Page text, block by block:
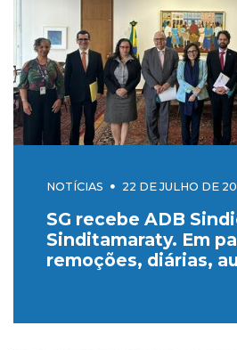
NOTÍCIAS 22 DE JULHO DE
SG recebe ADB
Sinditamaraty. Em
remoções, diárias,